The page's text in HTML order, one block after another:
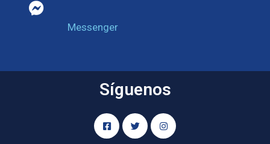
Messenger
Síguenos